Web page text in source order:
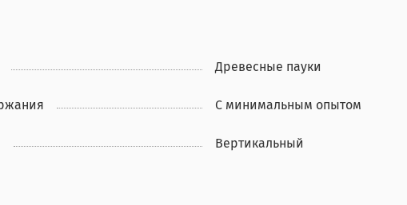
Древесные пауки
С минимальным опытом
Вертикальный